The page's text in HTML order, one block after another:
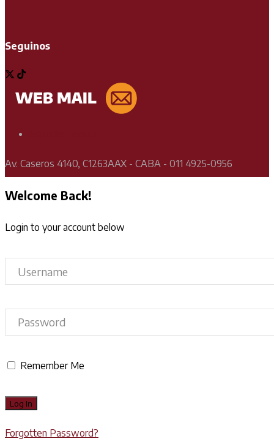
Seguinos
Av. Caseros 4140, C1263AAX - CABA - 011 4925-0956
Welcome Back!
Login to your account below
Remember Me
Forgotten Password?